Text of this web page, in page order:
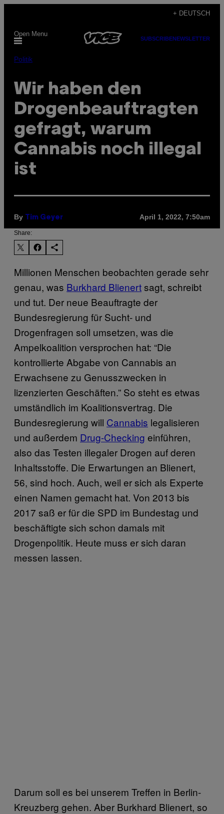
content
+ DEUTSCH
Open Menu
SUBSCRIBENEWSLETTER
Politik
Wir haben den
Drogenbeauftragten
gefragt, warum
Cannabis noch illegal
ist
By Tim Geyer April 1, 2022, 7:50am
Share:
Millionen Menschen beobachten gerade sehr
genau, was Burkhard Blienertsagt, schreibt
und tut. Der neue Beauftragte der
Bundesregierung für Sucht- und
Drogenfragen soll umsetzen, was die
Ampelkoalition versprochen hat: “Die
kontrollierte Abgabe von Cannabis an
Erwachsene zu Genusszwecken in
lizenzierten Geschäften.” So steht es etwas
umständlich im Koalitionsvertrag. Die
Bundesregierung will Cannabis legalisieren
und außerdem Drug-Checking einführen,
also das Testen illegaler Drogen auf deren
Inhaltsstoffe. Die Erwartungen an Blienert,
56, sind hoch. Auch, weil er sich als Experte
einen Namen gemacht hat. Von 2013 bis
2017 saß er für die SPD im Bundestag und
beschäftigte sich schon damals mit
Drogenpolitik. Heute muss er sich daran
messen lassen.
Darum soll es bei unserem Treffen in Berlin-
Kreuzberg gehen. Aber Burkhard Blienert, so